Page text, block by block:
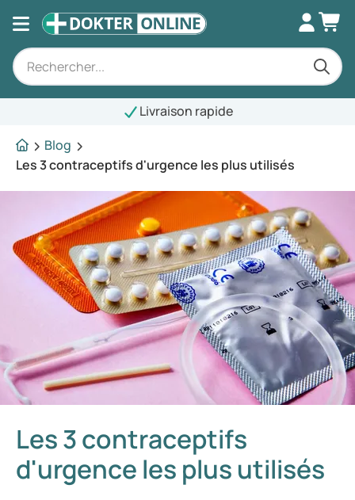
Livraison rapide
Blog
Les 3 contraceptifs d'urgence les plus utilisés
Les 3 contraceptifs
d'urgence les plus utilisés